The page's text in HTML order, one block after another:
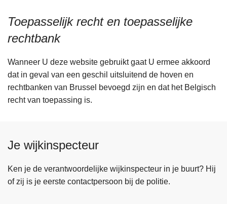
Toepasselijk recht en toepasselijke
rechtbank
Wanneer U deze website gebruikt gaat U ermee akkoord
dat in geval van een geschil uitsluitend de hoven en
rechtbanken van Brussel bevoegd zijn en dat het Belgisch
recht van toepassing is.
Je wijkinspecteur
Ken je de verantwoordelijke wijkinspecteur in je buurt? Hij
of zij is je eerste contactpersoon bij de politie.